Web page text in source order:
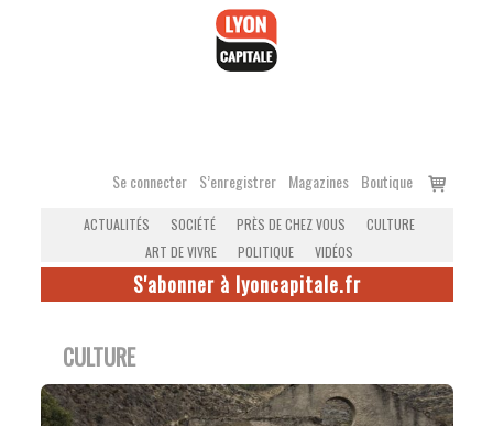
Se connecter S’enregistrer Magazines Boutique
Voir
ACTUALITÉS SOCIÉTÉ PRÈS DE CHEZ VOUS
CULTURE
ART DE VIVRE
POLITIQUE VIDÉOS
S'abonner à lyoncapitale.fr
CULTURE